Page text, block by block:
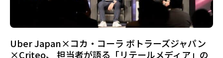
Uber Japan×コカ・コーラ ボトラーズジャパン
×Criteo、 担当者が語る「リテールメディア」の